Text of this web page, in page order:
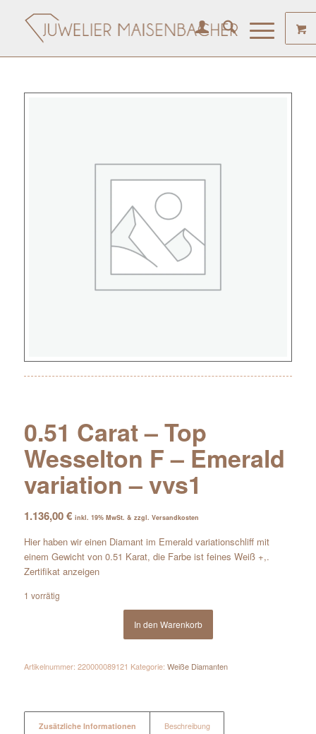
0.51 Carat – Top
Wesselton F – Emerald
variation – vvs1
1.136,00€ inkl. 19% MwSt. & zzgl. Versandkosten
Hier haben wir einen Diamant im Emerald variationschliff mit
einem Gewicht von 0.51 Karat, die Farbe ist feines Weiß +,.
Zertifikat anzeigen
1 vorrätig
In den Warenkorb
Artikelnummer: 220000089121 Kategorie: Weiße Diamanten
Zusätzliche Informationen Beschreibung